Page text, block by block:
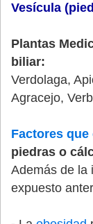
Vesícula
Plantas
biliar:
Verdolaga,
Agracejo,
Factores
piedras o
Además de la
expuesto